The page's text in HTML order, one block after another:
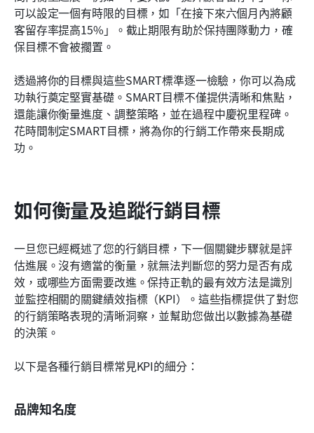
可以設定一個有時限的目標，如「在接下來六個月內將顧
客留存率提高15%」。截止期限有助於保持團隊動力，確
保目標不會被擱置。
透過將你的目標與這些SMART標準逐一檢驗，你可以為成
功執行奠定堅實基礎。SMART目標不僅提供清晰和焦點，
還能讓你衡量進度、調整策略，並在過程中慶祝里程碑。
花時間制定SMART目標，將為你的行銷工作帶來長期成
功。
如何衡量及追蹤行銷目標
一旦您已經概述了您的行銷目標，下一個關鍵步驟就是評
估進展。沒有適當的衡量，就無法判斷您的努力是否有成
效，或哪些方面需要改進。保持正軌的最有效方法是識別
並監控相關的關鍵績效指標（KPI）。這些指標提供了對您
的行銷策略表現的清晰洞察，並幫助您做出以數據為基礎
的決策。
以下是各種行銷目標常見KPI的細分：
品牌知名度